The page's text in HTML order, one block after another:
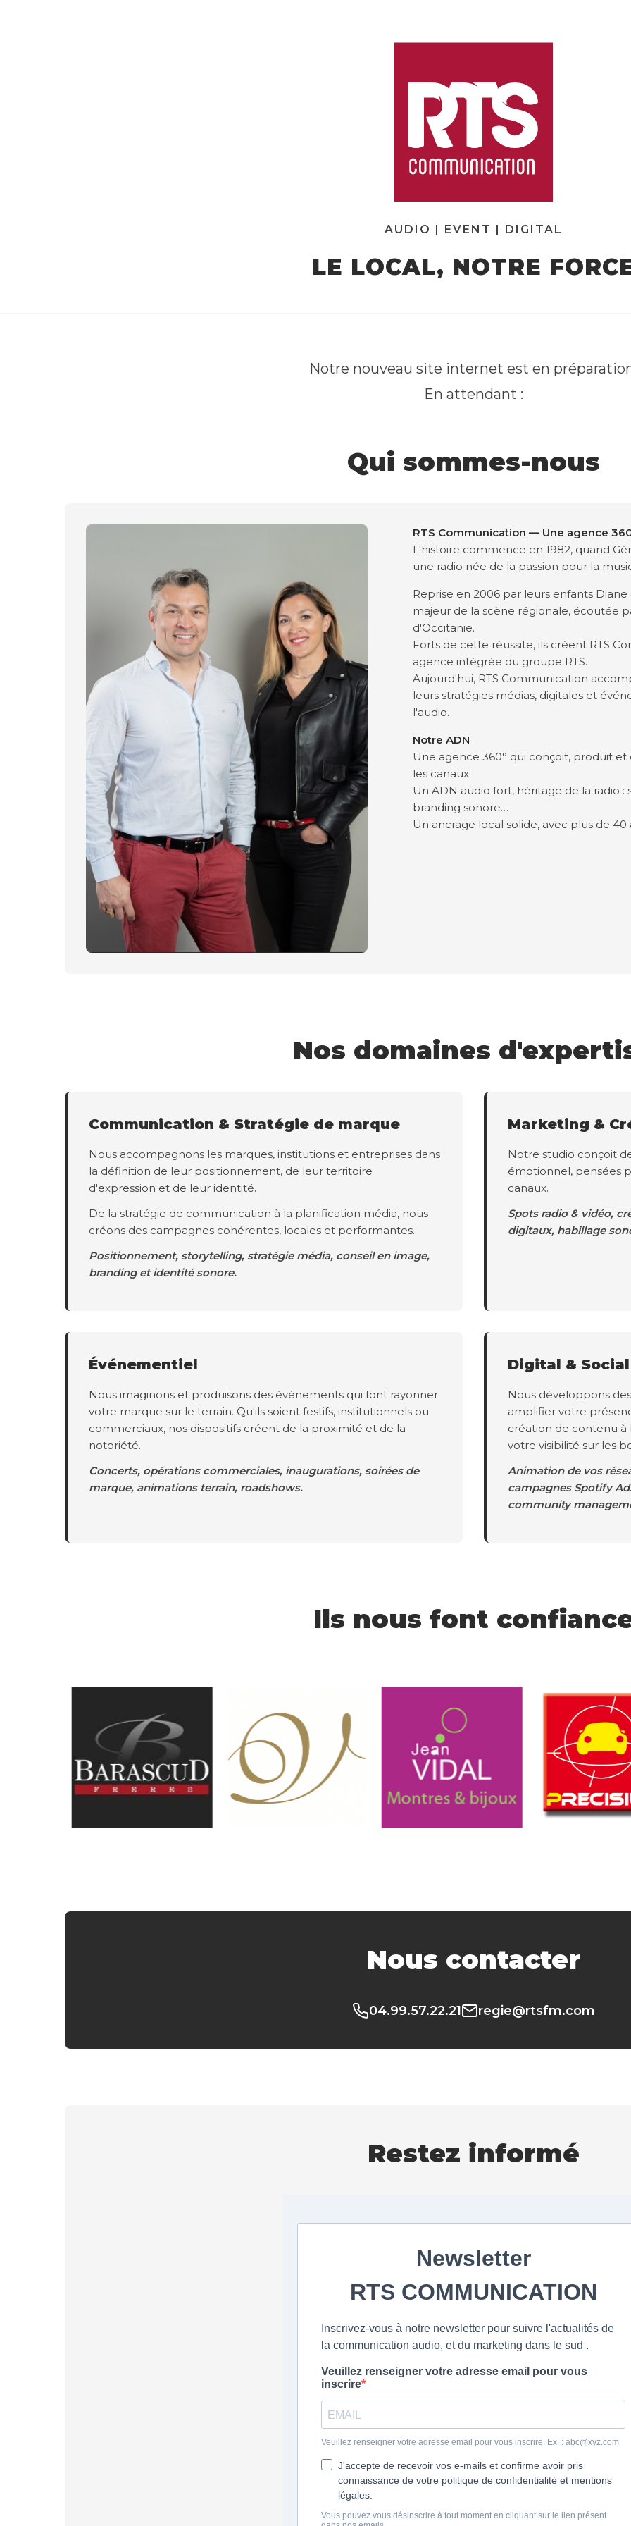
AUDIO | EVENT | DIGITAL
LE LOCAL, NOTRE
Notre nouveau site internet est en
En attendant :
Qui sommes-nous
RTS Communication — Une agence
L'histoire commence en 1982, quand
une radio née de la passion pour la
Reprise en 2006 par leurs enfants
majeur de la scène régionale, écoutée
d'Occitanie.
Forts de cette réussite, ils créent RTS
agence intégrée du groupe RTS.
Aujourd'hui, RTS Communication
leurs stratégies médias, digitales et
l'audio.
Notre ADN
Une agence 360° qui conçoit, produit
les canaux.
Un ADN audio fort, héritage de la radio :
branding sonore…
Un ancrage local solide, avec plus de
Nos domaines
Communication & Stratégie de marque
Nous accompagnons les marques, institutions et entreprises dans
la définition de leur positionnement, de leur territoire
d'expression et de leur identité.
De la stratégie de communication à la planification média, nous
créons des campagnes cohérentes, locales et performantes.
Positionnement, storytelling, stratégie média, conseil en image,
branding et identité sonore.
Marketing &
Notre studio conçoit
émotionnel, pensées
canaux.
Spots radio & vidéo,
digitaux, habillage
Événementiel
Nous imaginons et produisons des événements qui font rayonner
votre marque sur le terrain. Qu'ils soient festifs, institutionnels ou
commerciaux, nos dispositifs créent de la proximité et de la
notoriété.
Concerts, opérations commerciales, inaugurations, soirées de
marque, animations terrain, roadshows.
Digital &
Nous développons
amplifier votre
création de contenu à
votre visibilité sur les
Animation de vos
campagnes Spotify
community
Ils nous font
Nous contacter
04.99.57.22.21 regie@rtsfm.com
Restez informé